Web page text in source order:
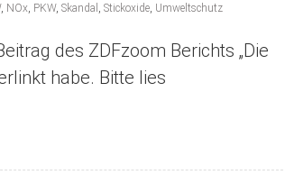
, NOx, PKW, Skandal , Stickoxide, Umweltschutz
des ZDFzoom Berichts „Die
habe. Bitte lies